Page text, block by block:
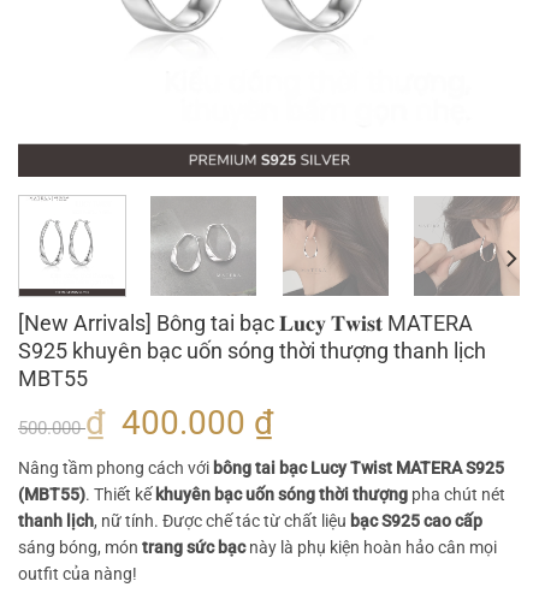
[New Arrivals] Bông tai bạc 𝐋𝐮𝐜𝐲 𝐓𝐰𝐢𝐬𝐭 MATERA
S925 khuyên bạc uốn sóng thời thượng thanh lịch
MBT55
500.000₫ Giá
gốc
là:
500.000 ₫.
400.000 ₫Giá
hiện
tại
là:
400.000 ₫.
Nâng tầm phong cách với bông tai bạc Lucy Twist MATERA S925
(MBT55). Thiết kế khuyên bạc uốn sóng thời thượng pha chút nét
thanh lịch, nữ tính. Được chế tác từ chất liệu bạc S925 cao cấp
sáng bóng, món trang sức bạcnày là phụ kiện hoàn hảo cân mọi
outfit của nàng!